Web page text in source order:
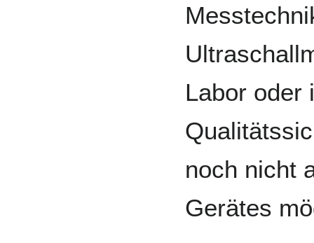
Labor oder
noch nicht
Gerätes